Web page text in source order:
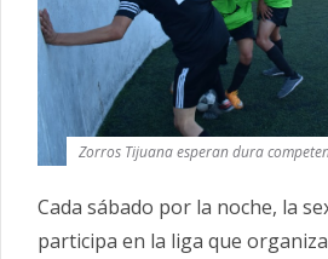
Zorros Tijuana esperan dura
Cada sábado por la noche, la
participa en la liga que